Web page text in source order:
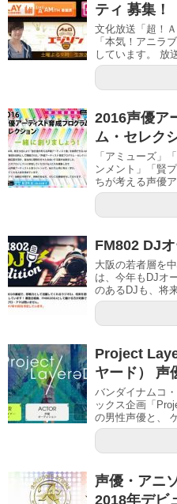
ティ 募集！
文化放送「超！
「本気！アニラ
しています。 放
2016声優ア
ム・セレク
「アミューズ」
ンメント」「賢
ちが考える声優
FM802 DJ
大阪の若者層を
は、今年もDJオ
のあるDJも、将
Project
ヤード） 声
バンダイナムコ
ックス企画「
の男性声優と、
声優・アニ
2018年デビ